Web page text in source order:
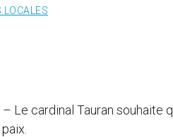
LOCALES
– Le cardinal Tauran souhaite